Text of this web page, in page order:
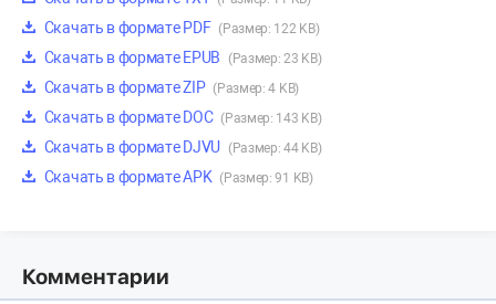
Скачать в формате PDF (Размер: 122 KB)
Скачать в формате EPUB (Размер: 23 KB)
Скачать в формате ZIP (Размер: 4 KB)
Скачать в формате DOC (Размер: 143 KB)
Скачать в формате DJVU (Размер: 44 KB)
Скачать в формате APK (Размер: 91 KB)
Комментарии